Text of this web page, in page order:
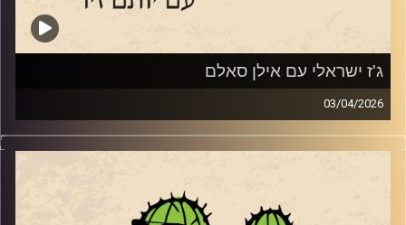
קרדיט תמונות:רותם בר-אילן
ג'ז ישראלי עם אילן סאלם
03/04/2026
אורח התוכנית השבוע, אילן סאלם מעמודי התווך של הג'ז
הישראלי שהוציא ממש השבוע את אלבומו החדשSongs of
מחלוצי הישראלים שלמדו מוזיקה בחו"ל. התחיל להופיע ברחבי